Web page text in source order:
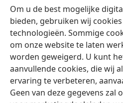
Om u de best mogelijke
bieden, gebruiken wij
technologieën. Sommige
om onze website te laten
worden geweigerd. U kunt
aanvullende cookies, die wij
ervaring te verbeteren,
Geen van deze gegevens
Nederlands
Copyright© 2026 Watch Tower Bible
Gebruiksvoorwaarden
JW.ORG